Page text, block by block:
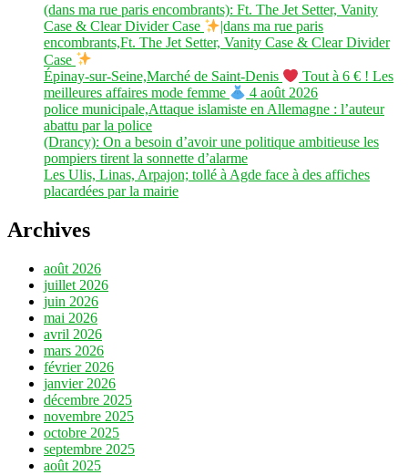
(dans ma rue paris encombrants): Ft. The Jet Setter, Vanity
Case & Clear Divider Case
|dans ma rue paris
encombrants,Ft. The Jet Setter, Vanity Case & Clear Divider
Case
Épinay-sur-Seine,Marché de Saint-Denis
Tout à 6 € ! Les
meilleures affaires mode femme
4 août 2026
police municipale,Attaque islamiste en Allemagne : l’auteur
abattu par la police
(Drancy): On a besoin d’avoir une politique ambitieuse les
pompiers tirent la sonnette d’alarme
Les Ulis, Linas, Arpajon; tollé à Agde face à des affiches
placardées par la mairie
Archives
août 2026
juillet 2026
juin 2026
mai 2026
avril 2026
mars 2026
février 2026
janvier 2026
décembre 2025
novembre 2025
octobre 2025
septembre 2025
août 2025